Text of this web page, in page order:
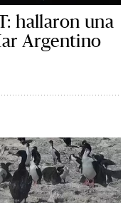
hallaron una
Argentino